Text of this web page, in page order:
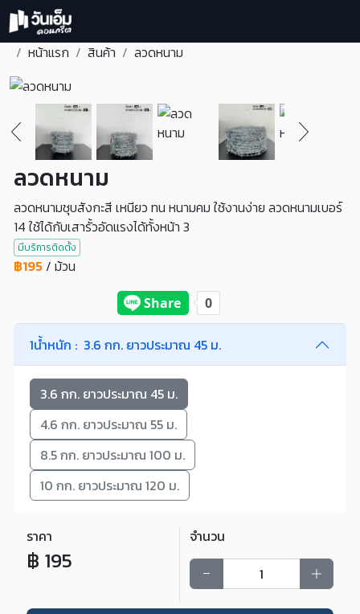
หน้าแรก สินค้า ลวดหนาม
ลวดหนาม
ลวดหนามชุบสังกะสี เหนียว ทน หนามคม ใช้งานง่าย ลวดหนามเบอร์
14 ใช้ได้กับเสารั้วอัดแรงได้ทั้งหน้า 3
มีบริการติดตั้ง
฿195 / ม้วน
1 3.6 กก. ยาวประมาณ 45 ม.
3.6 กก. ยาวประมาณ 45 ม.
4.6 กก. ยาวประมาณ 55 ม.
8.5 กก. ยาวประมาณ 100 ม.
10 กก. ยาวประมาณ 120 ม.
ราคา
฿ 195
จำนวน